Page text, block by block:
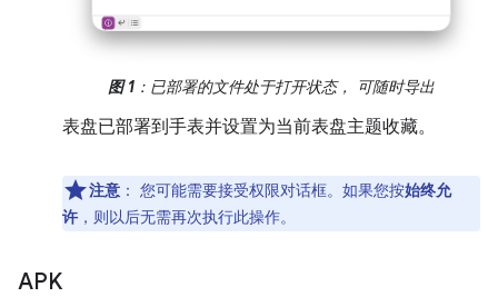
图 1 ：已部署的文件处于打开状态， 可随时导出
表盘已部署到手表并设置为当前表盘主题收藏。
注意 ： 您可能需要接受权限对话框。如果您按始终允
许 ，则以后无需再次执行此操作。
APK